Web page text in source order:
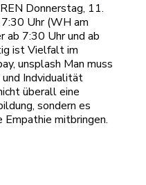
Donnerstag, 11.
Uhr (WH am
ab 7:30 Uhr und ab
ist Vielfalt im
unsplash Man muss
Indvidualität
überall eine
sondern es
Empathie mitbringen.